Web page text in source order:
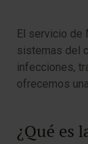
El servicio de
sistemas del
infecciones,
ofrecemos
¿Qué es